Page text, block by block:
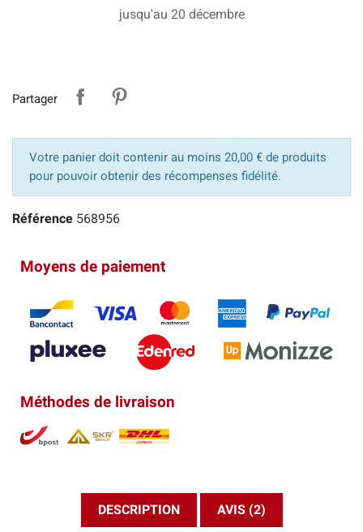
jusqu'au 20 décembre
Partager
Votre panier doit contenir au moins 20,00 € de produits
pour pouvoir obtenir des récompenses fidélité.
Référence 568956
Moyens de paiement
Méthodes de livraison
DESCRIPTION AVIS (2)